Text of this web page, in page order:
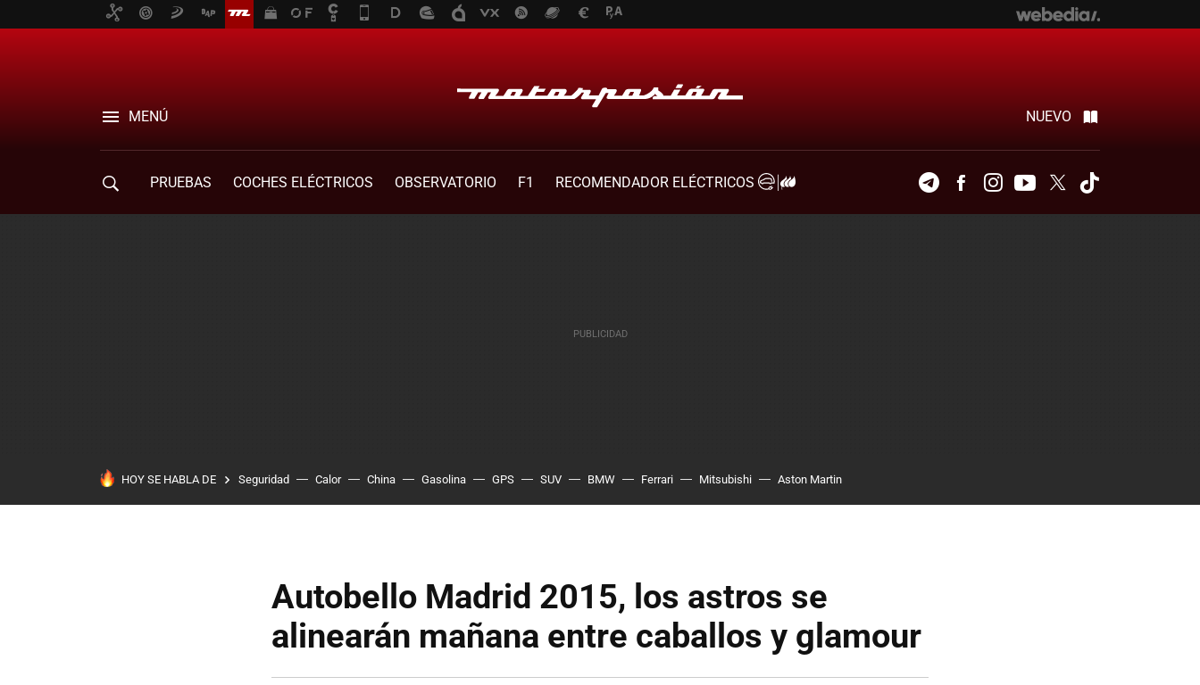
MENÚ NUEVO
PRUEBAS COCHES ELÉCTRICOS OBSERVATORIO F1
RECOMENDADOR ELÉCTRICOS
TelegramFacebookInstagramYoutubeTwitter
HOY SE HABLA DE Seguridad Calor China Gasolina GPS SUV BMW Ferrari Mitsubishi Aston Martin
Autobello Madrid 2015, los astros se
alinearán mañana entre caballos y glamour